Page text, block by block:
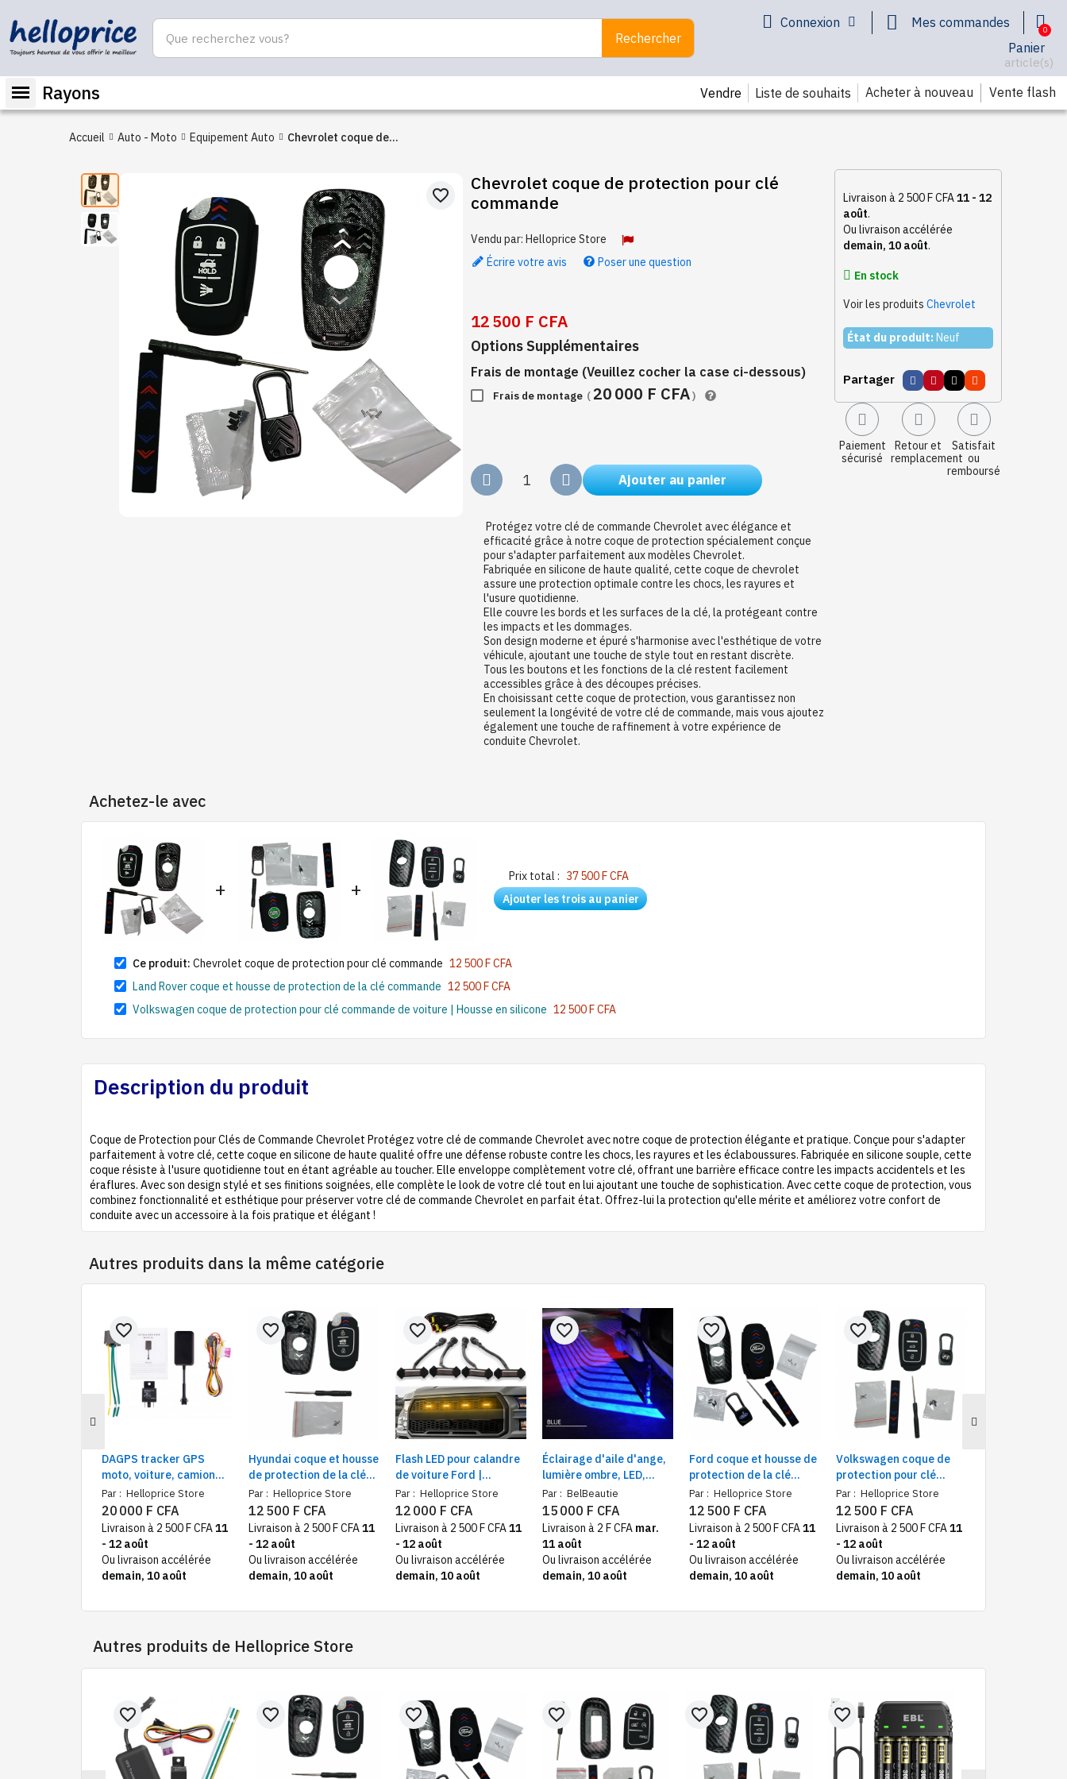
Rechercher
Connexion
Mes commandes
Panier
article(s)
Rayons Vente flash
Vendre Liste de souhaits Acheter à nouveau
Accueil Auto - Moto Equipement Auto
Chevrolet coque de
commande
favorite_border
Chevrolet coque de protection pour clé
commande
Vendu par:Helloprice Store
Écrire votre avis
Poser une question
12 500 F CFA
Options Supplémentaires
Frais de montage (Veuillez cocher la case ci-dessous)
Frais de montage ( 20 000 F CFA)
Ajouter au panier
Protégez votre clé de commande Chevrolet avec élégance et
efficacité grâce à notre coque de protection spécialement conçue
pour s'adapter parfaitement aux modèles Chevrolet.
Fabriquée en silicone de haute qualité, cette coque de chevrolet
assure une protection optimale contre les chocs, les rayures et
l'usure quotidienne.
Elle couvre les bords et les surfaces de la clé, la protégeant contre
les impacts et les dommages.
Son design moderne et épuré s'harmonise avec l'esthétique de votre
véhicule, ajoutant une touche de style tout en restant discrète.
Tous les boutons et les fonctions de la clé restent facilement
accessibles grâce à des découpes précises.
En choisissant cette coque de protection, vous garantissez non
seulement la longévité de votre clé de commande, mais vous ajoutez
également une touche de raffinement à votre expérience de
conduite Chevrolet.
Livraison à 2 500 F CFA11 - 12
août.
Ou livraison accélérée
demain, 10 août.
En stock
Voir les produits Chevrolet
État du produit: Neuf
Partager
Paiement
sécurisé
Retour et
remplacement
Satisfait
ou
remboursé
Achetez-le avec
+ +
Prix total : 37 500 F CFA
Ajouter les trois au panier
Ce produit: Chevrolet coque de protection pour clé commande 12 500 F CFA
Land Rover coque et housse de protection de la clé commande 12 500 F CFA
Volkswagen coque de protection pour clé commande de voiture | Housse en silicone 12 500 F CFA
Description du produit
Coque de Protection pour Clés de Commande Chevrolet Protégez votre clé de commande Chevrolet avec notre coque de protection élégante et pratique. Conçue pour s'adapter
parfaitement à votre clé, cette coque en silicone de haute qualité offre une défense robuste contre les chocs, les rayures et les éclaboussures. Fabriquée en silicone souple, cette
coque résiste à l'usure quotidienne tout en étant agréable au toucher. Elle enveloppe complètement votre clé, offrant une barrière efficace contre les impacts accidentels et les
éraflures. Avec son design stylé et ses finitions soignées, elle complète le look de votre clé tout en lui ajoutant une touche de sophistication. Avec cette coque de protection, vous
combinez fonctionnalité et esthétique pour préserver votre clé de commande Chevrolet en parfait état. Offrez-lui la protection qu'elle mérite et améliorez votre confort de
conduite avec un accessoire à la fois pratique et élégant !
Autres produits dans la même catégorie
DAGPS tracker GPS
moto, voiture, camion
étanche avec suivi sur
l'application Android
IOS
Par : Helloprice Store
favorite_border
20 000 F CFA
Livraison à 2 500 F CFA11
- 12 août
Ou livraison accélérée
demain, 10 août
Hyundai coque et housse
de protection de la clé
commande
Par : Helloprice Store
favorite_border
12 500 F CFA
Livraison à 2 500 F CFA11
- 12 août
Ou livraison accélérée
demain, 10 août
Flash LED pour calandre
de voiture Ford |
Éclairage Aigle Oeil
Lampe pour SUV pick-up
Par : Helloprice Store
favorite_border
12 000 F CFA
Livraison à 2 500 F CFA11
- 12 août
Ou livraison accélérée
demain, 10 août
Éclairage d'aile d'ange,
lumière ombre, LED,
adapté à toutes les
voitures et motos
Par : BelBeautie
favorite_border
15 000 F CFA
Livraison à 2 F CFA mar.
11 août
Ou livraison accélérée
demain, 10 août
Ford coque et housse de
protection de la clé
commande
Par : Helloprice Store
favorite_border
12 500 F CFA
Livraison à 2 500 F CFA11
- 12 août
Ou livraison accélérée
demain, 10 août
Volkswagen coque de
protection pour clé
commande de voiture |
Housse en silicone
Par : Helloprice Store
favorite_border
12 500 F CFA
Livraison à 2 500 F CFA11
- 12 août
Ou livraison accélérée
demain, 10 août
Autres produits de Helloprice Store
favorite_border favorite_border favorite_border favorite_border favorite_border favorite_border